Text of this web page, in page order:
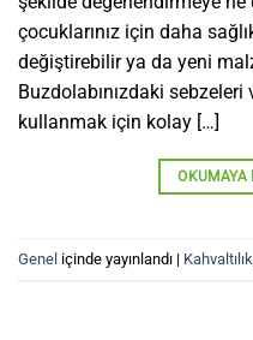
çocuklarınız için daha
değiştirebilir ya da yeni
Buzdolabınızdaki
kullanmak için kolay […]
OKUMAYA
Genel içinde yayınlandı | Kahvaltılık